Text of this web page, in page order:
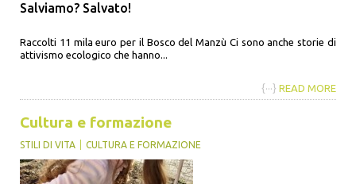
Salviamo? Salvato!
Raccolti 11 mila euro per il Bosco del Manzù Ci sono anche storie di
attivismo ecologico che hanno...
{···} READ MORE
Cultura e formazione
STILI DI VITA CULTURA E FORMAZIONE